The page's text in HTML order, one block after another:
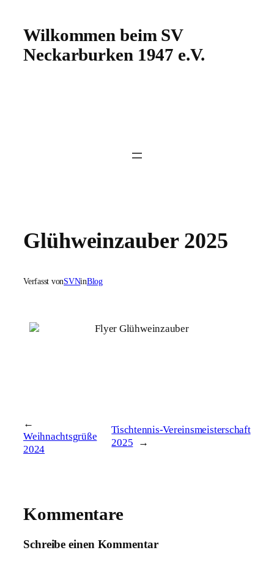
Wilkommen beim SV
Neckarburken 1947 e.V.
Glühweinzauber 2025
Verfasst vonSVNinBlog
←
Weihnachtsgrüße
2024
Tischtennis-Vereinsmeisterschaft
2025
→
Kommentare
Schreibe einen Kommentar